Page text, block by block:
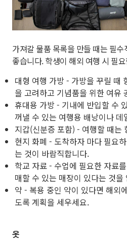
가져갈 물품 목록을 만들 때는 필
좋습니다. 학생이 해외 여행 시 필
대형 여행 가방 - 가방을 꾸릴 때
을 고려하고 기념품을 위한 여유
휴대용 가방 - 기내에 반입할 수
꺼낼 수 있는 여행용 배낭이나 데
지갑(신분증 포함) - 여행할 때는
현지 화폐 - 도착하자 마다 필요
는 것이 바람직합니다.
학교 자료 - 수업에 필요한 자료
매할 수 있는 매장이 있다는 것을
약 - 복용 중인 약이 있다면 해외
도록 계획을 세우세요.
옷